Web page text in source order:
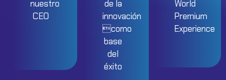
nuestro
CEO
de la
innovación
como
base
del
éxito
World
Premium
Experience